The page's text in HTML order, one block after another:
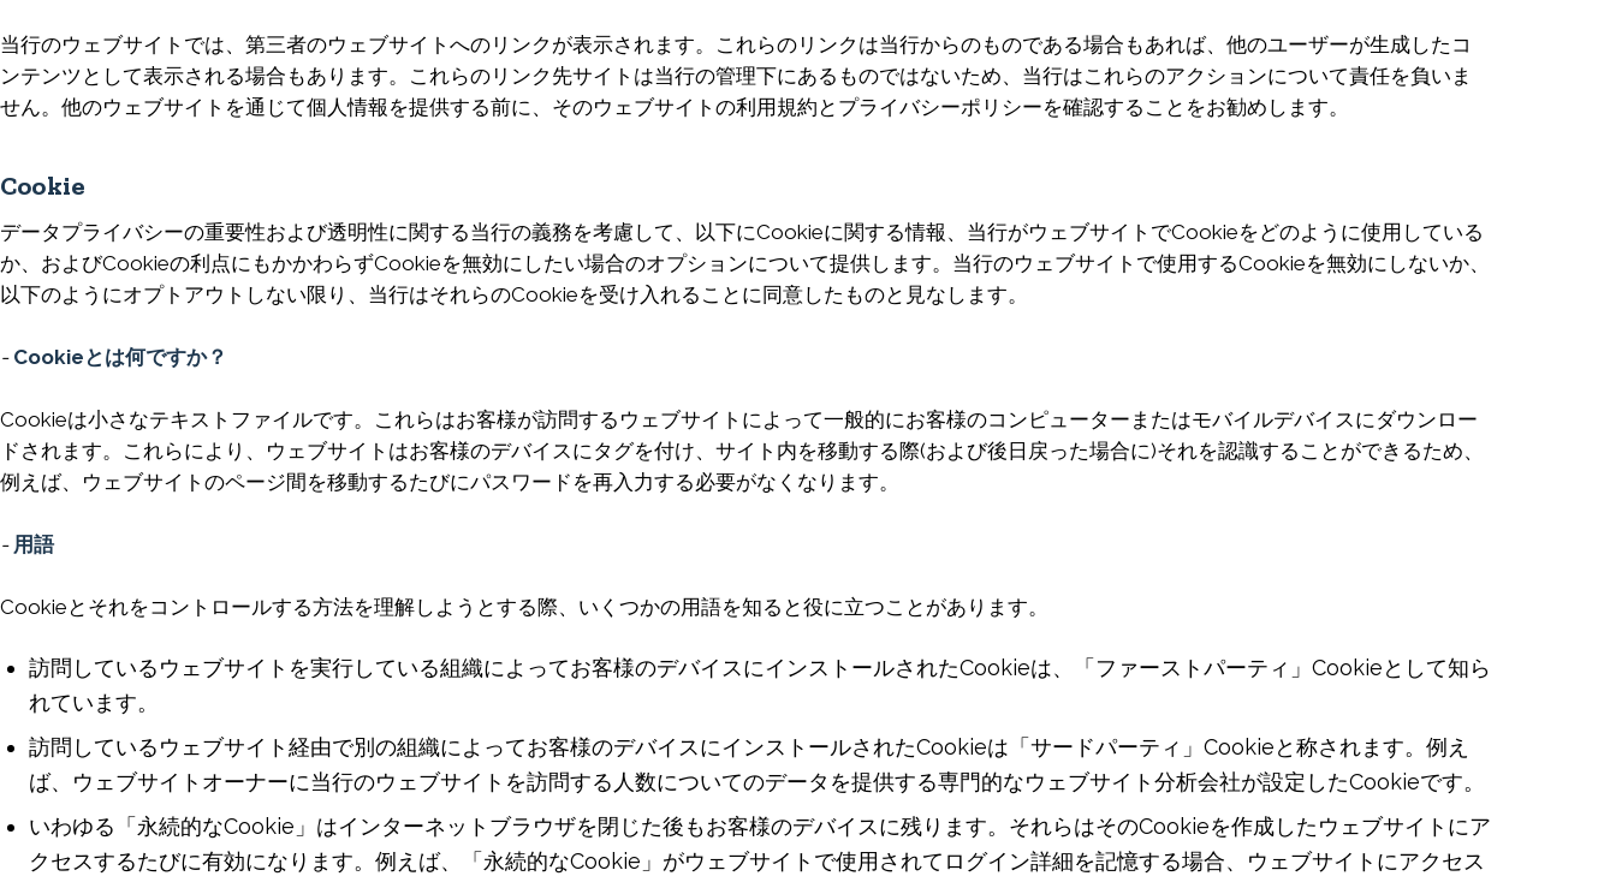
当行のウェブサイトでは、第三者のウェブサイトへのリンクが表示されます。これらのリンクは当行からのものである場合もあれば、他のユーザーが生成したコ
ンテンツとして表示される場合もあります。これらのリンク先サイトは当行の管理下にあるものではないため、当行はこれらのアクションについて責任を負いま
せん。他のウェブサイトを通じて個人情報を提供する前に、そのウェブサイトの利用規約とプライバシーポリシーを確認することをお勧めします。
Cookie
データプライバシーの重要性および透明性に関する当行の義務を考慮して、以下にCookieに関する情報、当行がウェブサイトでCookieをどのように使用している
か、およびCookieの利点にもかかわらずCookieを無効にしたい場合のオプションについて提供します。当行のウェブサイトで使用するCookieを無効にしないか、
以下のようにオプトアウトしない限り、当行はそれらのCookieを受け入れることに同意したものと見なします。
- Cookieとは何ですか？
Cookieは小さなテキストファイルです。これらはお客様が訪問するウェブサイトによって一般的にお客様のコンピューターまたはモバイルデバイスにダウンロー
ドされます。これらにより、ウェブサイトはお客様のデバイスにタグを付け、サイト内を移動する際(および後日戻った場合に)それを認識することができるため、
例えば、ウェブサイトのページ間を移動するたびにパスワードを再入力する必要がなくなります。
- 用語
Cookieとそれをコントロールする方法を理解しようとする際、いくつかの用語を知ると役に立つことがあります。
訪問しているウェブサイトを実行している組織によってお客様のデバイスにインストールされたCookieは、「ファーストパーティ」Cookieとして知ら
れています。
訪問しているウェブサイト経由で別の組織によってお客様のデバイスにインストールされたCookieは「サードパーティ」Cookieと称されます。例え
ば、ウェブサイトオーナーに当行のウェブサイトを訪問する人数についてのデータを提供する専門的なウェブサイト分析会社が設定したCookieです。
いわゆる「永続的なCookie」はインターネットブラウザを閉じた後もお客様のデバイスに残ります。それらはそのCookieを作成したウェブサイトにア
クセスするたびに有効になります。例えば、「永続的なCookie」がウェブサイトで使用されてログイン詳細を記憶する場合、ウェブサイトにアクセス